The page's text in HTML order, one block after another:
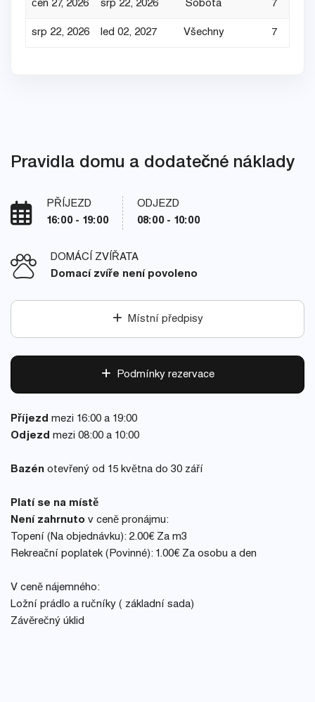
čen 27, 2026 srp 22, 2026 Sobota 7
srp 22, 2026 led 02, 2027 Všechny 7
Pravidla domu a dodatečné náklady
PŘÍJEZD
16:00 - 19:00
ODJEZD
08:00 - 10:00
DOMÁCÍ ZVÍŘATA
Domací zvíře není povoleno
Místní předpisy
Podmínky rezervace
Příjezd mezi 16:00 a 19:00
Odjezd mezi 08:00 a 10:00
Bazén otevřený od 15 května do 30 září
Platí se na místě
Není zahrnuto v ceně pronájmu:
Topení (Na objednávku): 2.00€ Za m3
Rekreační poplatek (Povinné): 1.00€ Za osobu a den
V ceně nájemného:
Ložní prádlo a ručníky ( základní sada)
Závěrečný úklid